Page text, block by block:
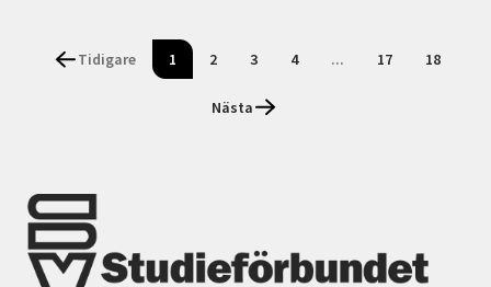
Tidigare 1 2 3 4 ... 17 18
Nästa